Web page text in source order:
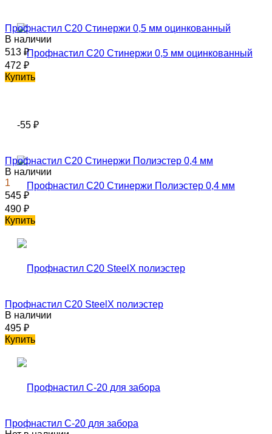
Профнастил С20 Стинержи 0,5 мм оцинкованный
В наличии
513 ₽
472 ₽
Купить
-55 ₽
Профнастил С20 Стинержи Полиэстер 0,4 мм
В наличии
1
545 ₽
490 ₽
Купить
Профнастил C20 SteelX полиэстер
В наличии
495 ₽
Купить
Профнастил С-20 для забора